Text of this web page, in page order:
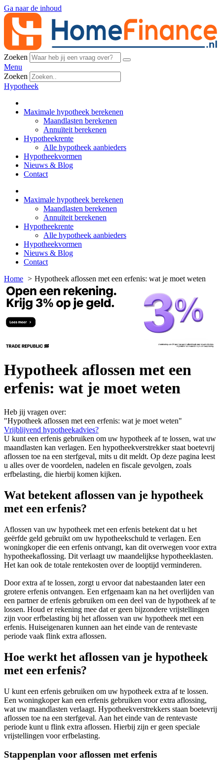
Ga naar de inhoud
Zoeken
Menu
Zoeken
Hypotheek
Maximale hypotheek berekenen
Maandlasten berekenen
Annuïteit berekenen
Hypotheekrente
Alle hypotheek aanbieders
Hypotheekvormen
Nieuws & Blog
Contact
Maximale hypotheek berekenen
Maandlasten berekenen
Annuïteit berekenen
Hypotheekrente
Alle hypotheek aanbieders
Hypotheekvormen
Nieuws & Blog
Contact
Home
Hypotheek aflossen met een erfenis: wat je moet weten
Hypotheek aflossen met een
erfenis: wat je moet weten
Heb jij vragen over:
"Hypotheek aflossen met een erfenis: wat je moet weten"
Vrijblijvend hypotheekadvies?
U kunt een erfenis gebruiken om uw hypotheek af te lossen, wat uw
maandlasten kan verlagen. Een hypotheekverstrekker staat boetevrij
aflossen toe na een sterfgeval, mits u dit meldt. Op deze pagina leest
u alles over de voordelen, nadelen en fiscale gevolgen, zoals
erfbelasting, die hierbij komen kijken.
Wat betekent aflossen van je hypotheek
met een erfenis?
Aflossen van uw hypotheek met een erfenis betekent dat u het
geërfde geld gebruikt om uw hypotheekschuld te verlagen. Een
woningkoper die een erfenis ontvangt, kan dit overwegen voor extra
hypotheekaflossing. Dit verlaagt uw maandelijkse hypotheeklasten.
Het kan ook de totale rentekosten over de looptijd verminderen.
Door extra af te lossen, zorgt u ervoor dat nabestaanden later een
grotere erfenis ontvangen. Een erfgenaam kan na het overlijden van
een partner de erfenis gebruiken om een deel van de hypotheek af te
lossen. Houd er rekening mee dat er geen bijzondere vrijstellingen
zijn voor erfbelasting bij het aflossen van uw hypotheek met een
erfenis. Huiseigenaren kunnen aan het einde van de rentevaste
periode vaak flink extra aflossen.
Hoe werkt het aflossen van je hypotheek
met een erfenis?
U kunt een erfenis gebruiken om uw hypotheek extra af te lossen.
Een woningkoper kan een erfenis gebruiken voor extra aflossing,
wat uw maandlasten verlaagt. Hypotheekverstrekkers staan boetevrij
aflossen toe na een sterfgeval. Aan het einde van de rentevaste
periode kunt u flink extra aflossen. Hierbij zijn er geen speciale
vrijstellingen voor erfbelasting.
Stappenplan voor aflossen met erfenis